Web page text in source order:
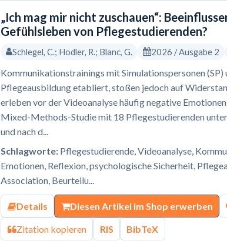
„Ich mag mir nicht zuschauen“:
Gefühlsleben von Pflegestudierenden?
Schlegel, C.; Hodler, R.; Blanc, G. 2026 / Ausgabe 2
Kommunikationstrainings mit Simulationspersonen (SP)
Pflegeausbildung etabliert, stoßen jedoch auf
erleben vor der Videoanalyse häufig negative
Mixed-Methods-Studie mit 18 Pflegestudierenden
und nach d...
Schlagworte: Pflegestudierende, Videoanalyse,
Emotionen, Reflexion, psychologische Sicherheit,
Association, Beurteilu...
Details Diesen Artikel im Shop erwerben
Zitation kopieren RIS BibTeX